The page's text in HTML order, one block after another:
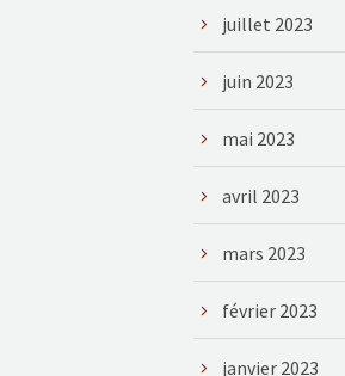
juillet 2023
juin 2023
mai 2023
avril 2023
mars 2023
février 2023
janvier 2023